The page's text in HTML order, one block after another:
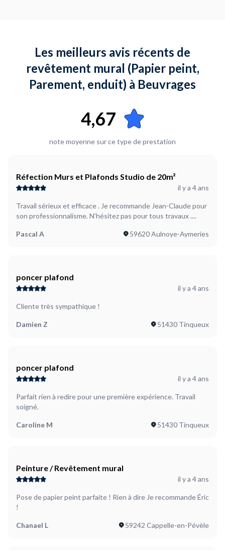
Les meilleurs avis récents de
revêtement mural (Papier peint,
Parement, enduit) à Beuvrages
4,67
note moyenne sur ce type de prestation
Réfection Murs et Plafonds Studio de 20m²
il y a 4 ans
Travail sérieux et efficace . Je recommande Jean-Claude pour
son professionnalisme. N'hésitez pas pour tous travaux ....
Pascal A 59620 Aulnoye-Aymeries
poncer plafond
il y a 4 ans
Cliente très sympathique !
Damien Z 51430 Tinqueux
poncer plafond
il y a 4 ans
Parfait rien à redire pour une première expérience. Travail
soigné.
Caroline M 51430 Tinqueux
Peinture / Revêtement mural
il y a 4 ans
Pose de papier peint parfaite ! Rien à dire Je recommande Éric
!
Chanael L 59242 Cappelle-en-Pévèle